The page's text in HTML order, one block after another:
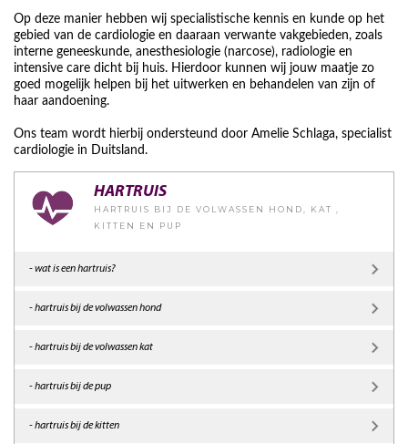
Op deze manier hebben wij specialistische kennis en kunde op het
gebied van de cardiologie en daaraan verwante vakgebieden, zoals
interne geneeskunde, anesthesiologie (narcose), radiologie en
intensive care dicht bij huis. Hierdoor kunnen wij jouw maatje zo
goed mogelijk helpen bij het uitwerken en behandelen van zijn of
haar aandoening.
Ons team wordt hierbij ondersteund door Amelie Schlaga, specialist
cardiologie in Duitsland.
HARTRUIS
HARTRUIS BIJ DE VOLWASSEN HOND, KAT ,
KITTEN EN PUP
- wat is een hartruis?
- hartruis bij de volwassen hond
- hartruis bij de volwassen kat
- hartruis bij de pup
- hartruis bij de kitten